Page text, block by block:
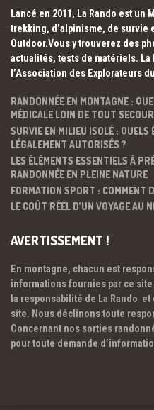
Lancé en 2011, La Rando est un
trekking, d’alpinisme, de survie
Outdoor.Vous y trouverez des
actualités, tests de matériels. La
l’Association des Explorateurs
RANDONNÉE EN MONTAGNE :
MÉDICALE LOIN DE TOUT
SURVIE EN MILIEU ISOLÉ : QUELS
LÉGALEMENT AUTORISÉS ?
LES ÉLÉMENTS ESSENTIELS À
RANDONNÉE EN PLEINE NATURE
FORMATION SPORT : COMMENT
LE COÛT RÉEL D’UN VOYAGE AU
AVERTISSEMENT !
En montagne, chacun est
informations fournies par ce
la responsabilité de La Rando
site. Nous déclinons toute
Concernant nos sorties
pour toute demande